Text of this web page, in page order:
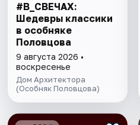
#В_СВЕЧАХ:
Шедевры классики
в особняке
Половцова
9 августа 2026 •
воскресенье
Дом Архитектора
(Особняк Половцова)